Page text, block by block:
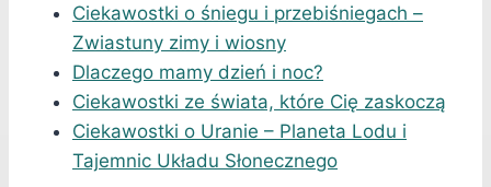
Ciekawostki o śniegu i przebiśniegach –
Zwiastuny zimy i wiosny
Dlaczego mamy dzień i noc?
Ciekawostki ze świata, które Cię zaskoczą
Ciekawostki o Uranie – Planeta Lodu i
Tajemnic Układu Słonecznego